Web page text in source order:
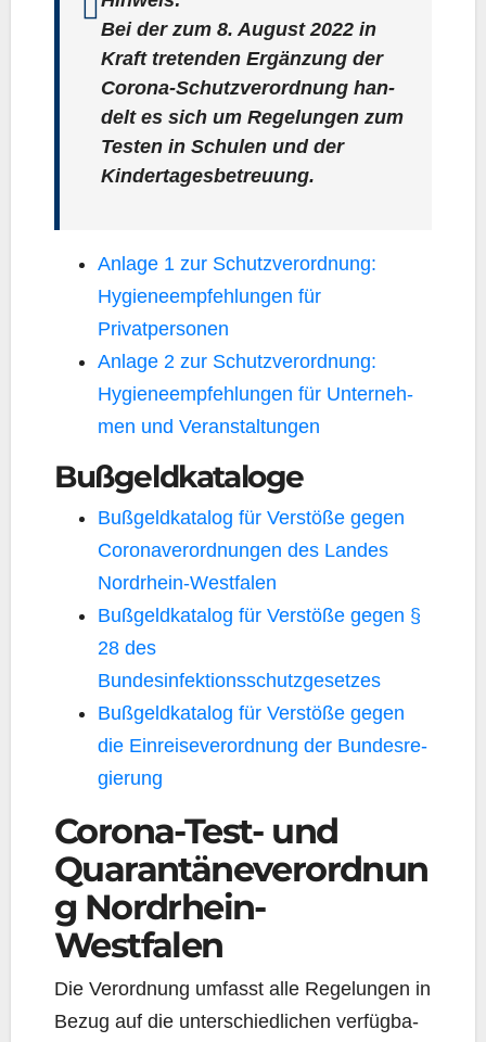
Bei der zum 8. August 2022 in
Kraft tre­ten­den Ergän­zung der
Coro­na-Schutz­ver­ord­nung han­
delt es sich um Rege­lun­gen zum
Tes­ten in Schu­len und der
Kindertagesbetreuung.
Anla­ge 1 zur Schutz­ver­ord­nung:
Hygie­ne­emp­feh­lun­gen für
Privatpersonen
Anla­ge 2 zur Schutz­ver­ord­nung:
Hygie­ne­emp­feh­lun­gen für Unter­neh­
men und Veranstaltungen
Bußgeldkataloge
Buß­geld­ka­ta­log für Ver­stö­ße gegen
Coro­na­ver­ord­nun­gen des Lan­des
Nordrhein-Westfalen
Buß­geld­ka­ta­log für Ver­stö­ße gegen §
28 des
Bundesinfektionsschutzgesetzes
Buß­geld­ka­ta­log für Ver­stö­ße gegen
die Ein­rei­se­ver­ord­nung der Bun­des­re­
gie­rung
Corona-Test- und
Quarantäneverordnun
g Nordrhein-
Westfalen
Die Ver­ord­nung umfasst alle Rege­lun­gen in
Bezug auf die unter­schied­li­chen ver­füg­ba­